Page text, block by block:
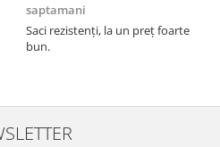
saptamani
Saci rezistenți, la un preț foarte
bun.